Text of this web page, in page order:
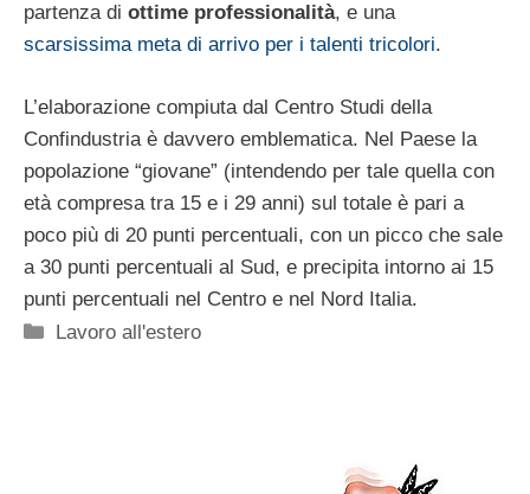
partenza di ottime professionalità, e una
scarsissima meta di arrivo per i talenti tricolori.
L’elaborazione compiuta dal Centro Studi della
Confindustria è davvero emblematica. Nel Paese la
popolazione “giovane” (intendendo per tale quella con
età compresa tra 15 e i 29 anni) sul totale è pari a
poco più di 20 punti percentuali, con un picco che sale
a 30 punti percentuali al Sud, e precipita intorno ai 15
punti percentuali nel Centro e nel Nord Italia.
Categorie
Lavoro all'estero